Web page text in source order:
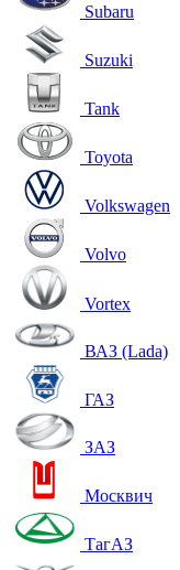
Subaru
Suzuki
Tank
Toyota
Volkswagen
Volvo
Vortex
ВАЗ (Lada)
ГАЗ
ЗАЗ
Москвич
ТагАЗ